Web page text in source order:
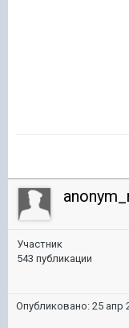
Участник
543 публикации
Опубликовано: 25 апр